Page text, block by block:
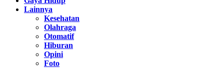
Lainnya
Kesehatan
Olahraga
Otomatif
Hiburan
Opini
Foto